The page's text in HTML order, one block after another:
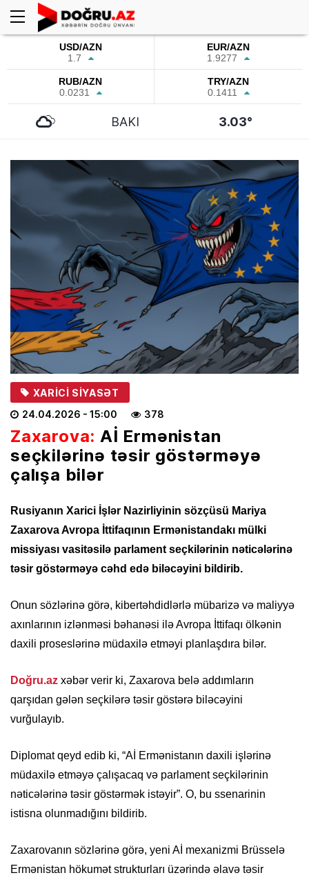
USD/AZN
1.7
EUR/AZN
1.9277
RUB/AZN
0.0231
TRY/AZN
0.1411
BAKI 3.03°
XARICI SIYASƏT
24.04.2026 - 15:00 378
Zaxarova: Aİ Ermənistan
seçkilərinə təsir göstərməyə
çalışa bilər
Rusiyanın Xarici İşlər Nazirliyinin sözçüsü Mariya
Zaxarova Avropa İttifaqının Ermənistandakı mülki
missiyası vasitəsilə parlament seçkilərinin nəticələrinə
təsir göstərməyə cəhd edə biləcəyini bildirib.
Onun sözlərinə görə, kibertəhdidlərlə mübarizə və maliyyə
axınlarının izlənməsi bəhanəsi ilə Avropa İttifaqı ölkənin
daxili proseslərinə müdaxilə etməyi planlaşdıra bilər.
Doğru.az xəbər verir ki, Zaxarova belə addımların
qarşıdan gələn seçkilərə təsir göstərə biləcəyini
vurğulayıb.
Diplomat qeyd edib ki, “Aİ Ermənistanın daxili işlərinə
müdaxilə etməyə çalışacaq və parlament seçkilərinin
nəticələrinə təsir göstərmək istəyir”. O, bu ssenarinin
istisna olunmadığını bildirib.
Zaxarovanın sözlərinə görə, yeni Aİ mexanizmi Brüsselə
Ermənistan hökumət strukturları üzərində əlavə təsir